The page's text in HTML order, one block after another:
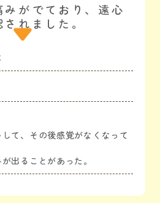
がでており、遠心
れました。
て、その後感覚がなくなって
出ることがあった。